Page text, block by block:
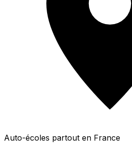
Auto-écoles partout en France